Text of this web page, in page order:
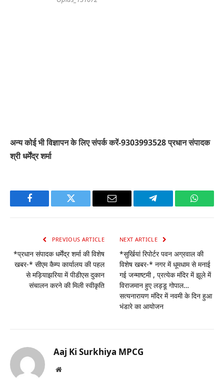
अन्य कोई भी विज्ञापन के लिए संपर्क करें-9303993528 प्रधान संपादक
श्री धर्मेंद्र शर्मा
Facebook Twitter Email Telegram
PREVIOUS ARTICLE
*प्रधान संपादक धर्मेंद्र शर्मा की विशेष
खबर-* सीएम कैम्प कार्यालय की पहल
से मड़ियाझरिया में पीडीएस दुकान
संचालन करने की मिली स्वीकृति
NEXT ARTICLE
*सुर्खियां रिपोर्टर पवन अग्रवाल की
विशेष खबर-* नगर में धूमधाम से मनाई
गई जन्माष्टमी , प्रत्येक मंदिर में झूले में
विराजमान हुए लड्डू गोपाल…
सत्यनारायण मंदिर में नवमी के दिन हुआ
भंडारे का आयोजन
Aaj Ki Surkhiya MPCG
Website